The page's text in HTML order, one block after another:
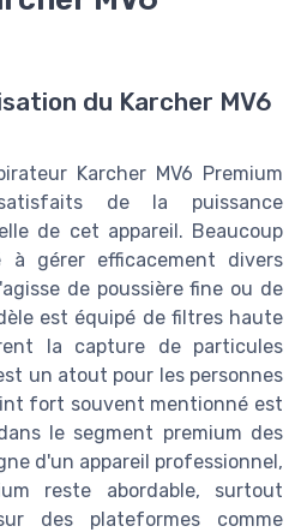
du Karcher MV6
Karcher MV6 Premium
de la puissance
de cet appareil. Beaucoup
à gérer efficacement divers
de poussière fine ou de
est équipé de filtres haute
la capture de particules
un atout pour les personnes
fort souvent mentionné est
le segment premium des
d'un appareil professionnel,
reste abordable, surtout
des plateformes comme